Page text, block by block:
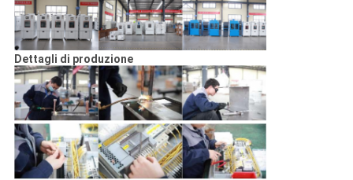
Dettagli di produzione